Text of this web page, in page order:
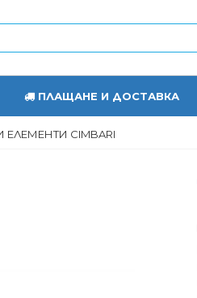
ПЛАЩАНЕ И ДОСТАВКА
CIMBARI